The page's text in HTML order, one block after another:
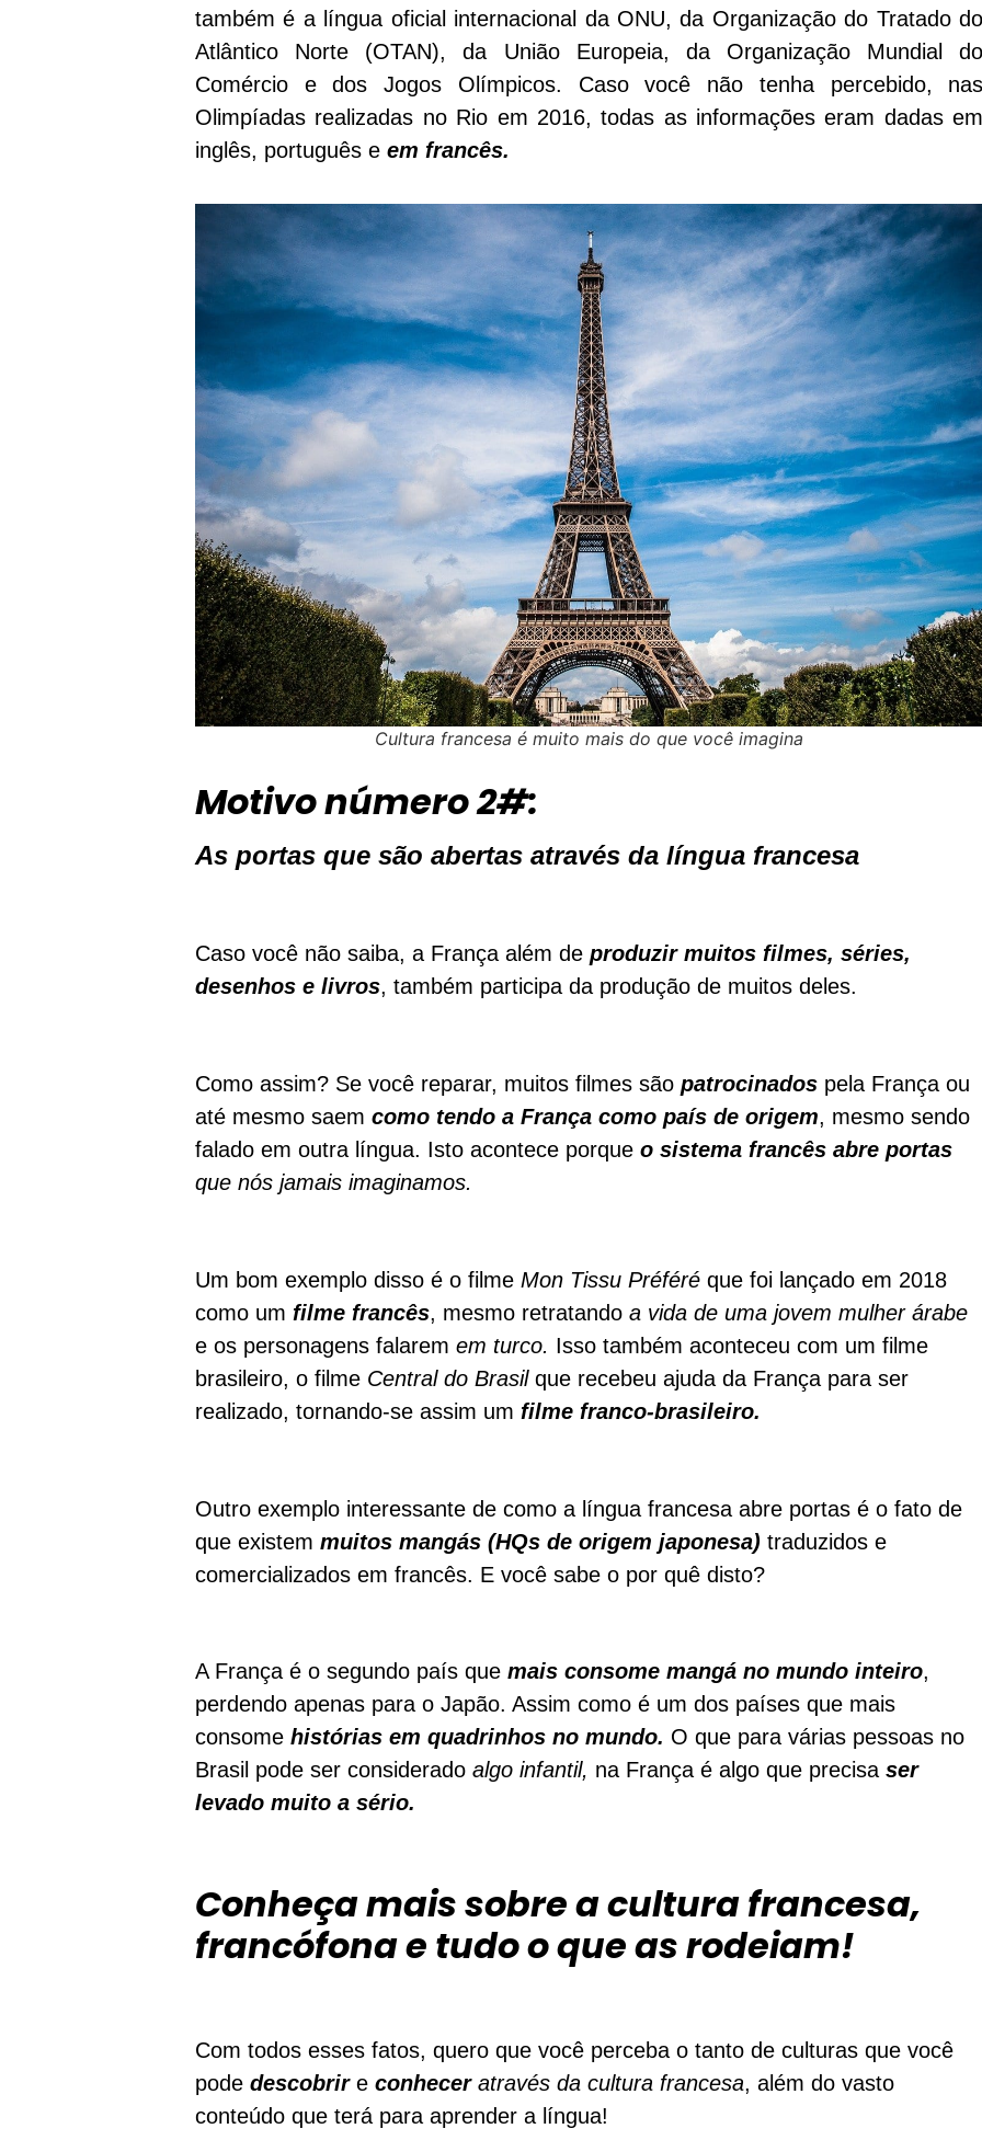
também é a língua oficial internacional da ONU, da Organização do Tratado do
Atlântico Norte (OTAN), da União Europeia, da Organização Mundial do
Comércio e dos Jogos Olímpicos. Caso você não tenha percebido, nas
Olimpíadas realizadas no Rio em 2016, todas as informações eram dadas em
inglês, português e em francês.
Cultura francesa é muito mais do que você imagina
Motivo número 2#:
As portas que são abertas através da língua francesa
Caso você não saiba, a França além deproduzir muitos filmes, séries,
desenhos e livros, também participa da produção de muitos deles.
Como assim? Se você reparar, muitos filmes sãopatrocinados pela França ou
até mesmo saemcomo tendo a França como país de origem, mesmo sendo
falado em outra língua. Isto acontece porque o sistema francês abre portas
que nós jamais imaginamos.
Um bom exemplo disso é o filmeMon Tissu Préféré que foi lançado em 2018
como um filme francês, mesmo retratandoa vida de uma jovem mulher árabe
e os personagens falarem em turco. Isso também aconteceu com um filme
brasileiro, o filme Central do Brasilque recebeu ajuda da França para ser
realizado, tornando-se assim um filme franco-brasileiro.
Outro exemplo interessante de como a língua francesa abre portas é o fato de
que existemmuitos mangás (HQs de origem japonesa) traduzidos e
comercializados em francês. E você sabe o por quê disto?
A França é o segundo país quemais consome mangá no mundo inteiro,
perdendo apenas para o Japão. Assim como é um dos países que mais
consome histórias em quadrinhos no mundo. O que para várias pessoas no
Brasil pode ser considerado algo infantil, na França é algo que precisaser
levado muito a sério.
Conheça mais sobre a cultura francesa,
francófona e tudo o que as rodeiam!
Com todos esses fatos, quero que você perceba o tanto de culturas que você
podedescobrireconhecer através da cultura francesa, além do vasto
conteúdo que terá para aprender a língua!